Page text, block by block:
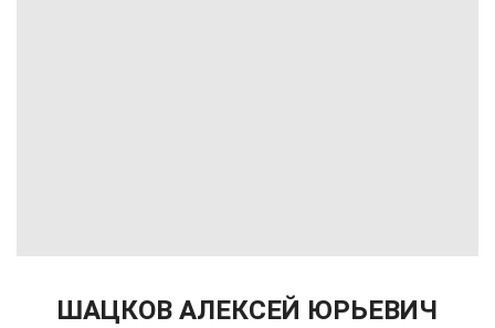
ШАЦКОВ АЛЕКСЕЙ ЮРЬЕВИЧ